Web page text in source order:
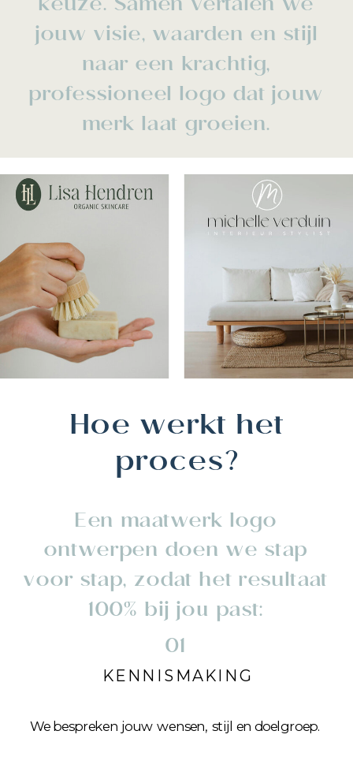
jouw visie, waarden en stijl
naar een krachtig,
professioneel logo dat jouw
merk laat groeien.
Hoe werkt het
proces?
Een maatwerk logo
ontwerpen doen we stap
voor stap, zodat het resultaat
100% bij jou past:
01
We bespreken jouw wensen, stijl en doelgroep.
KENNISMAKING